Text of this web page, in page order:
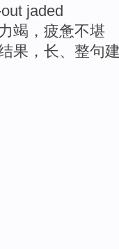
jaded
竭，疲惫不堪
果，长、整句